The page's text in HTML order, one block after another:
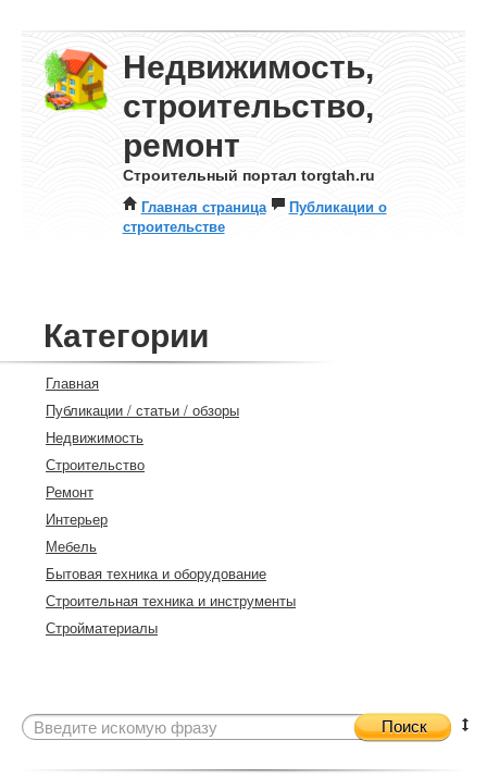
Недвижимость,
строительство,
ремонт
Строительный портал torgtah.ru
Главная страница
Публикации о
строительстве
Категории
Главная
Публикации / статьи / обзоры
Недвижимость
Строительство
Ремонт
Интерьер
Мебель
Бытовая техника и оборудование
Строительная техника и инструменты
Стройматериалы
Поиск